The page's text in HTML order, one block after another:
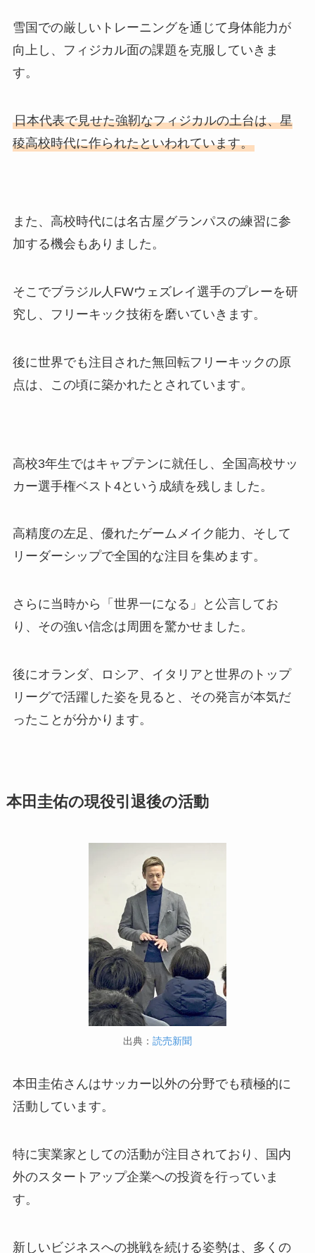
雪国での厳しいトレーニングを通じて身体能力が
向上し、フィジカル面の課題を克服していきま
す。
日本代表で見せた強靭なフィジカルの土台は、星
稜高校時代に作られたといわれています。
また、高校時代には名古屋グランパスの練習に参
加する機会もありました。
そこでブラジル人FWウェズレイ選手のプレーを研
究し、フリーキック技術を磨いていきます。
後に世界でも注目された無回転フリーキックの原
点は、この頃に築かれたとされています。
高校3年生ではキャプテンに就任し、全国高校サッ
カー選手権ベスト4という成績を残しました。
高精度の左足、優れたゲームメイク能力、そして
リーダーシップで全国的な注目を集めます。
さらに当時から「世界一になる」と公言してお
り、その強い信念は周囲を驚かせました。
後にオランダ、ロシア、イタリアと世界のトップ
リーグで活躍した姿を見ると、その発言が本気だ
ったことが分かります。
本田圭佑の現役引退後の活動
出典： 読売新聞
本田圭佑さんはサッカー以外の分野でも積極的に
活動しています。
特に実業家としての活動が注目されており、国内
外のスタートアップ企業への投資を行っていま
す。
新しいビジネスへの挑戦を続ける姿勢は、多くの